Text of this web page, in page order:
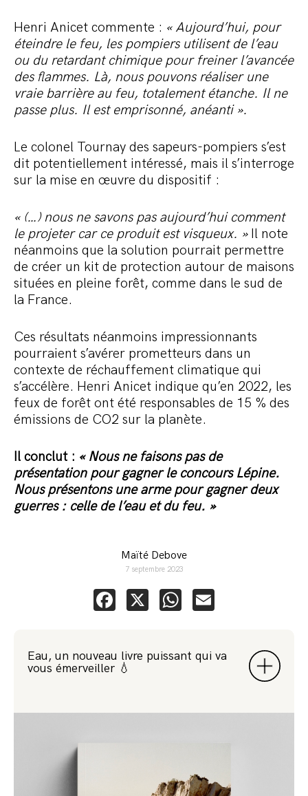
Henri Anicet commente : « Aujourd’hui, pour
éteindre le feu, les pompiers utilisent de l’eau
ou du retardant chimique pour freiner l’avancée
des flammes. Là, nous pouvons réaliser une
vraie barrière au feu, totalement étanche. Il ne
passe plus. Il est emprisonné, anéanti ».
Le colonel Tournay des sapeurs-pompiers s’est
dit potentiellement intéressé, mais il s’interroge
sur la mise en œuvre du dispositif :
« (…) nous ne savons pas aujourd’hui comment
le projeter car ce produit est visqueux. » Il note
néanmoins que la solution pourrait permettre
de créer un kit de protection autour de maisons
situées en pleine forêt, comme dans le sud de
la France.
Ces résultats néanmoins impressionnants
pourraient s’avérer prometteurs dans un
contexte de réchauffement climatique qui
s’accélère. Henri Anicet indique qu’en 2022, les
feux de forêt ont été responsables de 15 % des
émissions de CO2 sur la planète.
Il conclut : « Nous ne faisons pas de
présentation pour gagner le concours Lépine.
Nous présentons une arme pour gagner deux
guerres : celle de l’eau et du feu. »
Maïté Debove
7 septembre 2023
Facebook
X WhatsApp
Eau, un nouveau livre puissant qui va
vous émerveiller 💧